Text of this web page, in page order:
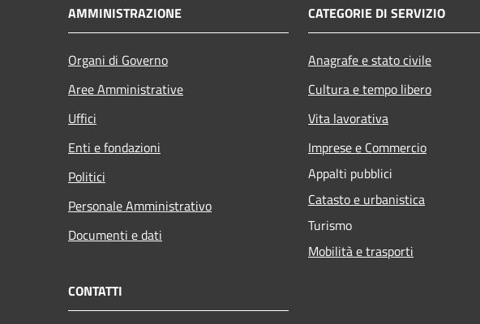
AMMINISTRAZIONE
Organi di Governo
Aree Amministrative
Uffici
Enti e fondazioni
Politici
Personale Amministrativo
Documenti e dati
CATEGORIE DI SERVIZIO
Anagrafe e stato civile
Cultura e tempo libero
Vita lavorativa
Imprese e Commercio
Appalti pubblici
Catasto e urbanistica
Turismo
Mobilità e trasporti
CONTATTI